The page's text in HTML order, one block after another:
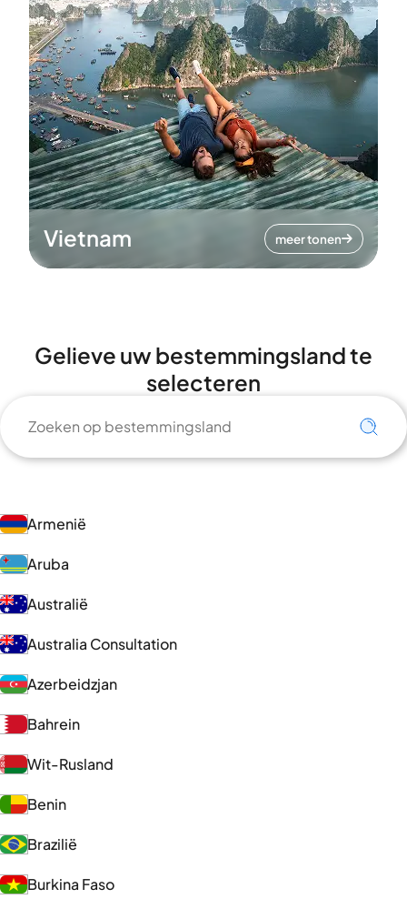
Vietnam meer tonen
Gelieve uw bestemmingsland te
selecteren
Armenië
Aruba
Australië
Australia Consultation
Azerbeidzjan
Bahrein
Wit-Rusland
Benin
Brazilië
Burkina Faso